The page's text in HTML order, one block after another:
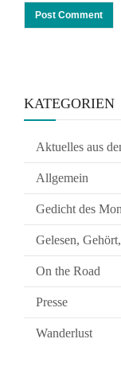
KATEGORIEN
Aktuelles aus
Allgemein
Gedicht des
Gelesen,
On the Road
Presse
Wanderlust